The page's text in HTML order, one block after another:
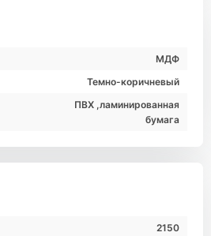
МДФ
Темно-коричневый
ПВХ ,ламинированная
бумага
2150